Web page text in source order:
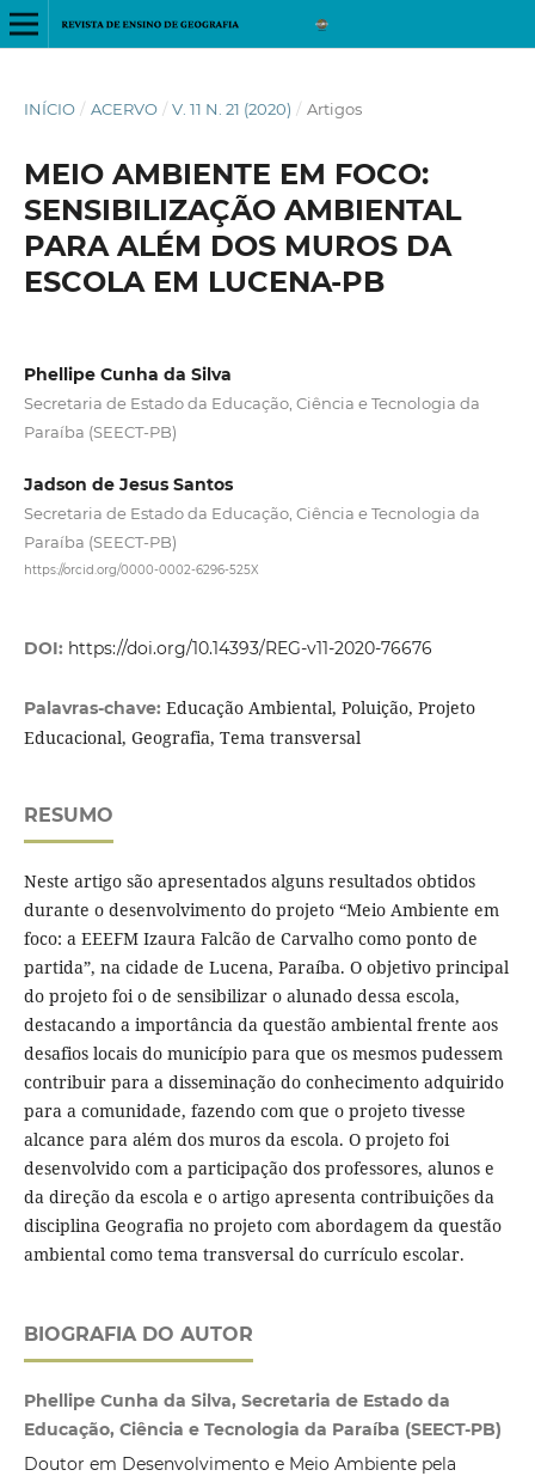
INÍCIO / ACERVO / V. 11 N. 21 (2020) / Artigos
MEIO AMBIENTE EM FOCO:
SENSIBILIZAÇÃO AMBIENTAL
PARA ALÉM DOS MUROS DA
ESCOLA EM LUCENA-PB
Phellipe Cunha da Silva
Secretaria de Estado da Educação, Ciência e Tecnologia da
Paraíba (SEECT-PB)
Jadson de Jesus Santos
Secretaria de Estado da Educação, Ciência e Tecnologia da
Paraíba (SEECT-PB)
https://orcid.org/0000-0002-6296-525X
DOI: https://doi.org/10.14393/REG-v11-2020-76676
Palavras-chave: Educação Ambiental, Poluição, Projeto
Educacional, Geografia, Tema transversal
RESUMO
Neste artigo são apresentados alguns resultados obtidos
durante o desenvolvimento do projeto “Meio Ambiente em
foco: a EEEFM Izaura Falcão de Carvalho como ponto de
partida”, na cidade de Lucena, Paraíba. O objetivo principal
do projeto foi o de sensibilizar o alunado dessa escola,
destacando a importância da questão ambiental frente aos
desafios locais do município para que os mesmos pudessem
contribuir para a disseminação do conhecimento adquirido
para a comunidade, fazendo com que o projeto tivesse
alcance para além dos muros da escola. O projeto foi
desenvolvido com a participação dos professores, alunos e
da direção da escola e o artigo apresenta contribuições da
disciplina Geografia no projeto com abordagem da questão
ambiental como tema transversal do currículo escolar.
BIOGRAFIA DO AUTOR
Phellipe Cunha da Silva, Secretaria de Estado da
Educação, Ciência e Tecnologia da Paraíba (SEECT-PB)
Doutor em Desenvolvimento e Meio Ambiente pela